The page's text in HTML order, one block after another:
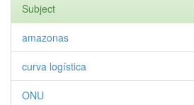
Subject
amazonas
curva logística
ONU